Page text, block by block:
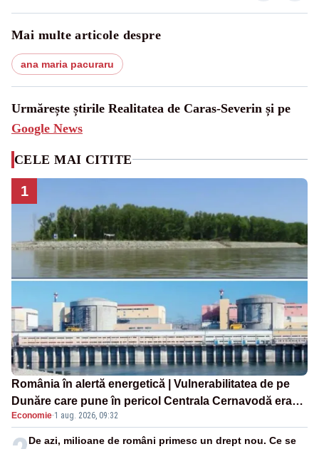
Mai multe articole despre
ana maria pacuraru
Urmărește știrile Realitatea de Caras-Severin și pe
Google News
CELE MAI CITITE
1
România în alertă energetică | Vulnerabilitatea de pe
Dunăre care pune în pericol Centrala Cernavodă era
cunoscută de pe vremea lui Ceaușescu
Economie·1 aug. 2026, 09:32
De azi, milioane de români primesc un drept nou. Ce se